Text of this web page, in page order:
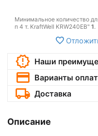
Минимальное количество
п 4 т. KraftWell KRW240EB" 1.
Наши
Варианты
Доставка
Описание